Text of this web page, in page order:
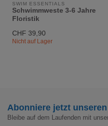
SWIM ESSENTIALS
Schwimmweste 3-6 Jahre
Floristik
CHF 39,90
Nicht auf Lager
Abonniere jetzt
Bleibe auf dem Laufenden mit